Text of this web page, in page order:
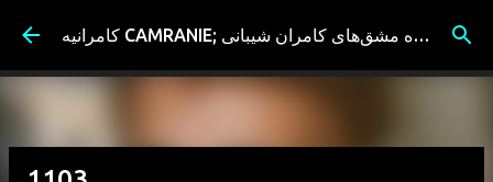
Skip to main content کامرانیه CAMRANIE; سیاه مشق‌های کامران شیبانی